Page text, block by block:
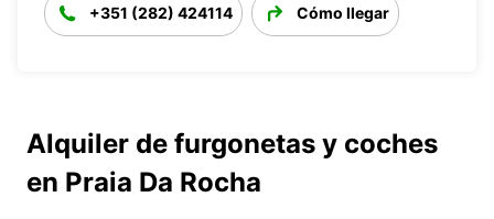
+351 (282) 424114 Cómo llegar
Alquiler de furgonetas y coches
en Praia Da Rocha